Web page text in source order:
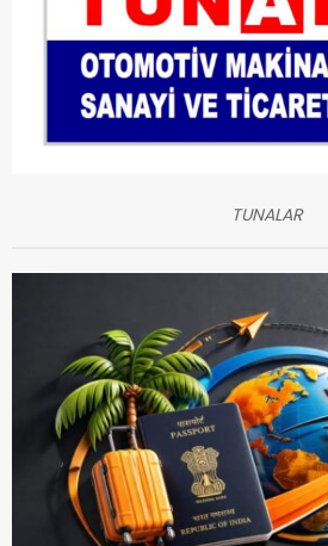
TUNALAR